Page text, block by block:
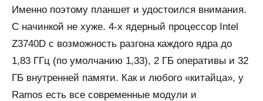
Именно поэтому планшет и удостоился внимания.
С начинкой не хуже. 4-х ядерный процессор Intel
Z3740D с возможность разгона каждого ядра до
1,83 ГГц (по умолчанию 1,33), 2 ГБ оперативы и 32
ГБ внутренней памяти. Как и любого «китайца», у
Ramos есть все современные модули и